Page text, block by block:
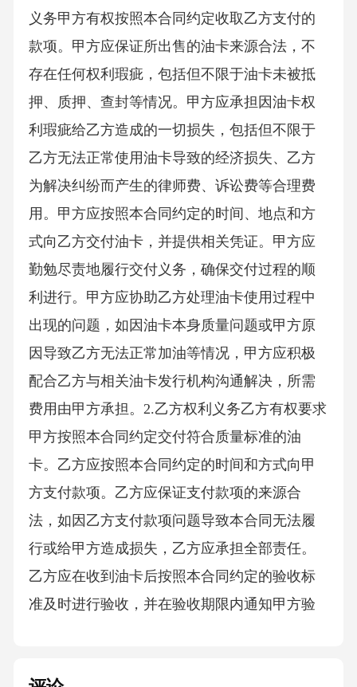
义务甲方有权按照本合同约定收取乙方支付的
款项。甲方应保证所出售的油卡来源合法，不
存在任何权利瑕疵，包括但不限于油卡未被抵
押、质押、查封等情况。甲方应承担因油卡权
利瑕疵给乙方造成的一切损失，包括但不限于
乙方无法正常使用油卡导致的经济损失、乙方
为解决纠纷而产生的律师费、诉讼费等合理费
用。甲方应按照本合同约定的时间、地点和方
式向乙方交付油卡，并提供相关凭证。甲方应
勤勉尽责地履行交付义务，确保交付过程的顺
利进行。甲方应协助乙方处理油卡使用过程中
出现的问题，如因油卡本身质量问题或甲方原
因导致乙方无法正常加油等情况，甲方应积极
配合乙方与相关油卡发行机构沟通解决，所需
费用由甲方承担。2.乙方权利义务乙方有权要求
甲方按照本合同约定交付符合质量标准的油
卡。乙方应按照本合同约定的时间和方式向甲
方支付款项。乙方应保证支付款项的来源合
法，如因乙方支付款项问题导致本合同无法履
行或给甲方造成损失，乙方应承担全部责任。
乙方应在收到油卡后按照本合同约定的验收标
准及时进行验收，并在验收期限内通知甲方验